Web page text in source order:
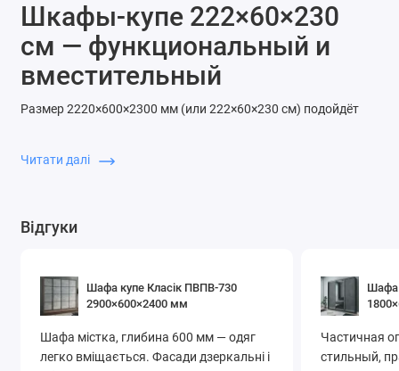
Шкафы-купе 222×60×230
см — функциональный и
вместительный
Размер 2220×600×2300 мм (или 222×60×230 см) подойдёт
использовать стандартные плечики, а секционное деление
Ширина:
Закажите шкаф-купе 222×60×230 см в СоюзМебель—
надёжно, удобно и недорого.
Читати далі
Шафи-купе в передпокій із дзеркалом
Відгуки
Шафа купе Класік ПВПВ-730
2900×600×2400 мм
Шафа містка, глибина 600 мм — одяг
легко вміщається. Фасади дзеркальні і
Шафа
Частичная
стильный,